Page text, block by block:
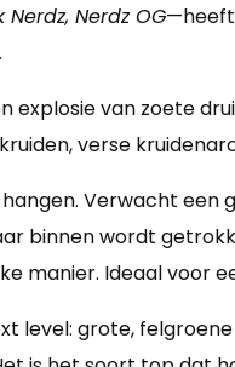
Nerdz, Nerdz OG—heeft
explosie van zoete
verse
Verwacht
binnen wordt
manier. Ideaal voor
level: grote,